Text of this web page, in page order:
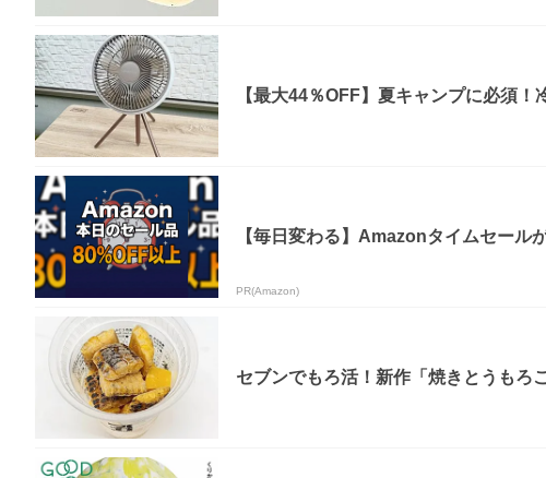
【最大44％OFF】夏キャンプに必須
【毎日変わる】Amazonタイムセール
PR(Amazon)
セブンでもろ活！新作「焼きとうもろ